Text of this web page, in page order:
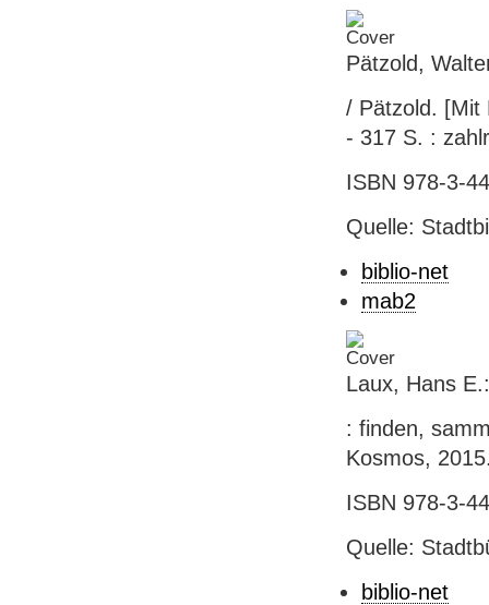
Pätzold,
/ Pätzold. [Mit
- 317 S. :
ISBN 978-3-
Quelle:
biblio-net
mab2
Laux, Hans
: finden,
Kosmos,
ISBN 978-3-
Quelle:
biblio-net